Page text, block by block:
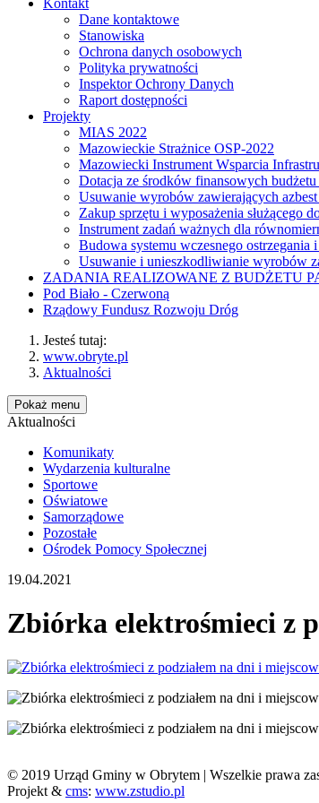
Kontakt
Dane kontaktowe
Stanowiska
Ochrona danych osobowych
Polityka prywatności
Inspektor Ochrony Danych
Raport dostępności
Projekty
MIAS 2022
Mazowieckie Strażnice OSP-2022
Mazowiecki Instrument Wsparcia
Dotacja ze środków finansowych
Usuwanie wyrobów zawierających
Zakup sprzętu i wyposażenia służącego
Instrument zadań ważnych dla
Budowa systemu wczesnego ostrzegania
Usuwanie i unieszkodliwianie wyrobów
ZADANIA REALIZOWANE Z BUDŻETU
Pod Biało - Czerwoną
Rządowy Fundusz Rozwoju Dróg
Jesteś tutaj:
www.obryte.pl
Aktualności
Pokaż menu
Aktualności
Komunikaty
Wydarzenia kulturalne
Sportowe
Oświatowe
Samorządowe
Pozostałe
Ośrodek Pomocy Społecznej
19.04.2021
Zbiórka elektrośmieci z
© 2019 Urząd Gminy w Obrytem | Wszelkie prawa
Projekt & cms: www.zstudio.pl